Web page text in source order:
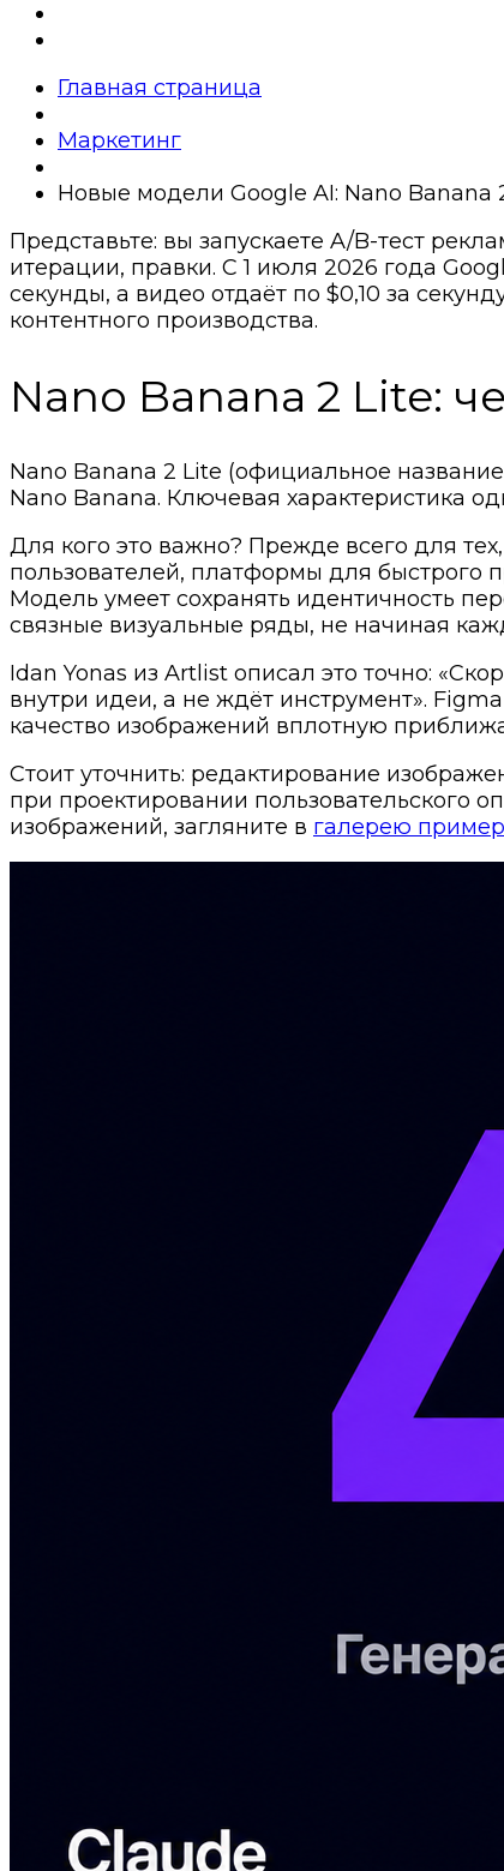
Главная страница
Маркетинг
Новые модели Google AI: Nano
Представьте: вы запускаете A/B-тест
итерации, правки. С 1 июля 2026 года
секунды, а видео отдаёт по $0,10 за
контентного производства.
Nano Banana 2 Lite:
Nano Banana 2 Lite (официальное
Nano Banana. Ключевая характеристика
Для кого это важно? Прежде всего для
пользователей, платформы для быстрого
Модель умеет сохранять идентичность
связные визуальные ряды, не начиная
Idan Yonas из Artlist описал это точно:
внутри идеи, а не ждёт инструмент».
качество изображений вплотную
Стоит уточнить: редактирование
при проектировании пользовательского
изображений, загляните в галерею